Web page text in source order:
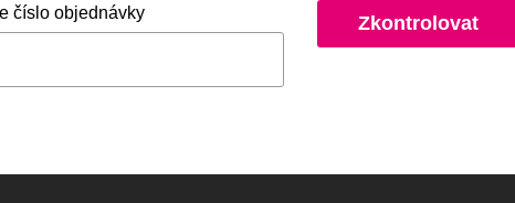
číslo objednávky